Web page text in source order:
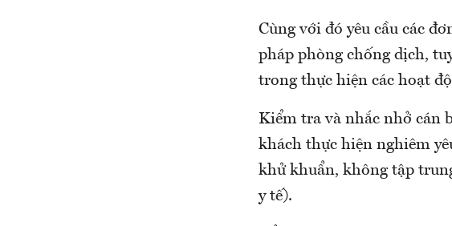
Cùng với đó yêu cầu các
pháp phòng chống dịch,
trong thực hiện các hoạt
Kiểm tra và nhắc nhở cán
khách thực hiện nghiêm
khử khuẩn, không tập
y tế).